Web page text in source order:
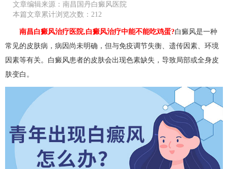
文章编辑来源：南昌国丹白癜风医院
本篇文章累计浏览次数：212
南昌白癜风治疗医院,白癜风治疗中能不能吃鸡蛋?白癜风是一种
常见的皮肤病，病因尚未明确，但与免疫调节失衡、遗传因素、环境
因素等有关。白癜风患者的皮肤会出现色素缺失，导致局部或全身皮
肤变白。